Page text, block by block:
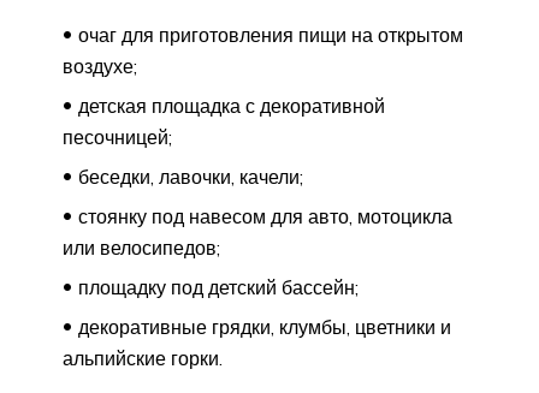
очаг для приготовления пищи на открытом
воздухе;
детская площадка с декоративной
песочницей;
беседки, лавочки, качели;
стоянку под навесом для авто, мотоцикла
или велосипедов;
площадку под детский бассейн;
декоративные грядки, клумбы, цветники и
альпийские горки.